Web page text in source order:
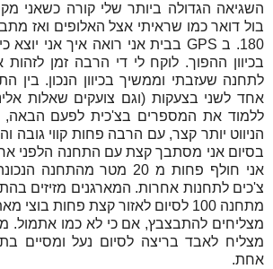
השגיאה הגדולה ביותר שלי קורה כשאני
בול דואר כמו שראיתי אצל האלופים ואז
180. ב
GPS בבית אני רואה איך אני יוצא
בכיוון ההפוך. לוקח לי די הרבה זמן
לתחנה שעזבתי וממשיך בכיוון הנכון. בין
אחד לשני בצעקות (וגם צועקים שאלות
ללמוד את המספרים בצ'כית לפעם הבאה,
הניווט יותר קצר, עם הרבה פחות קווי גובה
בסיום אני מסתבך קצת עם התחנה הלפני
אני חולף פחות מ 20 מטר
צ'כים לתחנות אחרות. המארגנים מזיזים
מתחנה 100 לסיום לאזור קצת פחות
מצליחים להתבצבץ, אם כי לא כמו אתמול.
מצליח לאבד בריצה לסיום נעל ומסיים
אחת.